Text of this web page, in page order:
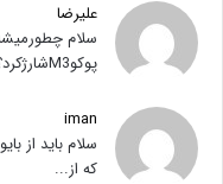
علیرضا
سلام
پوکوM3شارژکرد؟ لطف...
iman
سلام باید از
که از...